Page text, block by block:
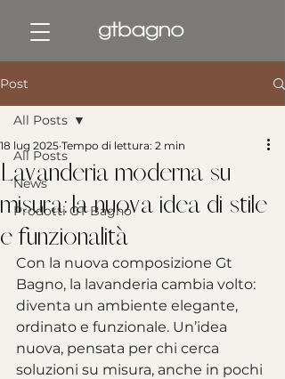
Post
All Posts
News
Prodotti GT Bagno
All Posts
Lavanderia moderna su
misura: la nuova idea di stile
e funzionalità
18 lug 2025 Tempo di lettura: 2 min
Con la nuova composizione Gt
Bagno, la lavanderia cambia volto:
diventa un ambiente elegante,
ordinato e funzionale. Un’idea
nuova, pensata per chi cerca
soluzioni su misura, anche in pochi